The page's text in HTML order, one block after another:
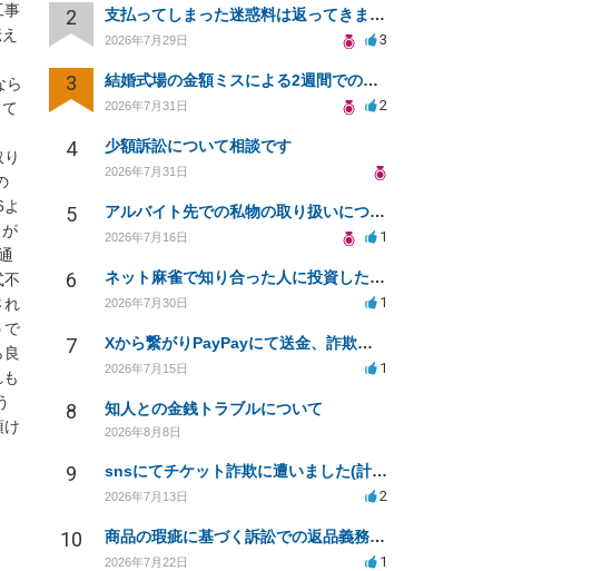
事
ら
不
れ
で
け
2 支払ってしまった迷惑料は返ってきますか？
2026年7月29日 3
3 結婚式場の金額ミスによる2週間での解約。キャンセル料10万円の免除は可能か。
2026年7月31日 2
4 少額訴訟について相談です
2026年7月31日
5 アルバイト先での私物の取り扱いについて
2026年7月16日 1
6 ネット麻雀で知り合った人に投資した400万円が返金されない
2026年7月30日 1
7 Xから繋がりPayPayにて送金、詐欺被害。
2026年7月15日 1
8 知人との金銭トラブルについて
2026年8月8日
9 snsにてチケット詐欺に遭いました(計40万程度)。開示請求や今後の対応について質問したいです。
2026年7月13日 2
10 商品の瑕疵に基づく訴訟での返品義務の有無について教えてください
2026年7月22日 1